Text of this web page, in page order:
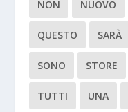
NON NUOVO
QUESTO SARÀ
SONO STORE
TUTTI UNA